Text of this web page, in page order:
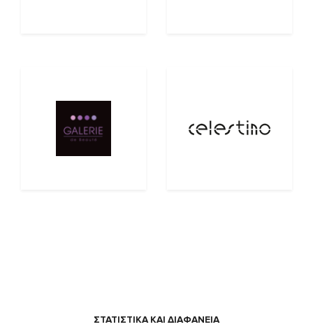
ΣΤΑΤΙΣΤΙΚΑ ΚΑΙ ΔΙΑΦΑΝΕΙΑ